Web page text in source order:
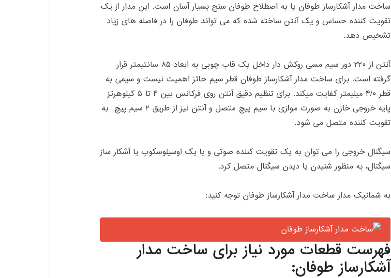
ساخت مدار آشکارساز طوفان یا به اصطلاح طوفان سنج بسیار آسان است. این مدار از یک
تقویت کننده حساس و یک آنتن ساخته شده که می تواند طوفان را در فاصله های زیاد
تشخیص دهد.
آنتن از ۲۲۰ دور سیم مسی روکش دار داخل یک قاب چوبی به ابعاد ۸۵ سانتیمتر قرار
گرفته است. برای ساخت مدار آشکارساز طوفان قطر سیم حائز اهمیت نیست و سیمی به
قطر ۴/۰ میلیمتر کفایت میکند. برای تنظیم دقیق آنتن روی فرکانس بین ۴ تا ۵ کیلوهرتز
پایه خروجی خازن به صورت موازی با سیم پیچ متصل و آنتن نیز از طریق ۲ سیم پیچ به
تقویت کننده متصل می شود.
سیگنال خروجی را می توان به یک تقویت کننده صوتی و یا یک اوسیلوسکوپ یا آشکار ساز
سیگنال، به منظور شنیدن یا دیدن سیگنال متصل کرد.
به شماتیک مدار ساخت مدار آشکارساز طوفان توجه کنید:
فهرست قطعات مورد نیاز برای ساخت مدار
آشکارساز طوفان: